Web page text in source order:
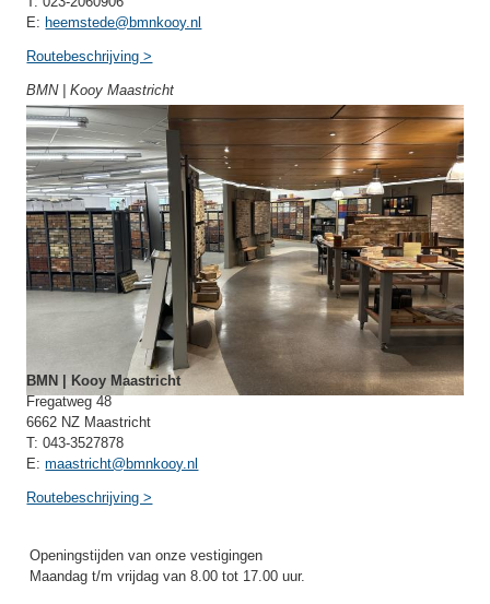
E: heemstede@bmnkooy.nl
Routebeschrijving >
BMN | Kooy Maastricht
BMN | Kooy Maastricht
Fregatweg 48
6662 NZ Maastricht
T: 043-3527878
E:maastricht@bmnkooy.nl
Routebeschrijving >
Openingstijden van onze vestigingen
Maandag t/m vrijdag van 8.00 tot 17.00 uur.